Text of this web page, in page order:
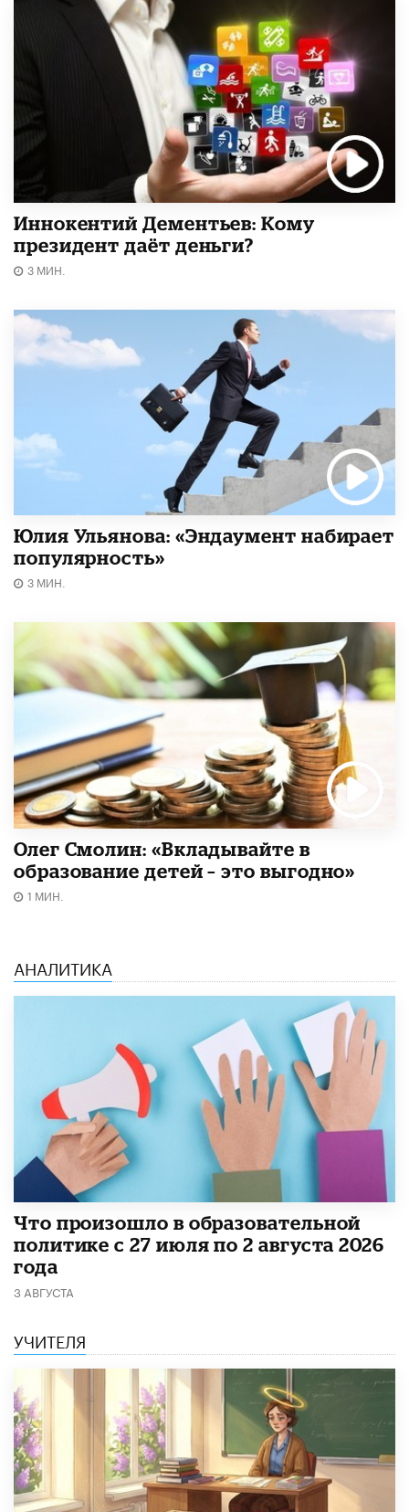
Иннокентий Дементьев: Кому
президент даёт деньги?
3 МИН.
Юлия Ульянова: «Эндаумент набирает
популярность»
3 МИН.
Олег Смолин: «Вкладывайте в
образование детей – это выгодно»
1 МИН.
АНАЛИТИКА
​Что произошло в образовательной
политике с 27 июля по 2 августа 2026
года
3 АВГУСТА
УЧИТЕЛЯ